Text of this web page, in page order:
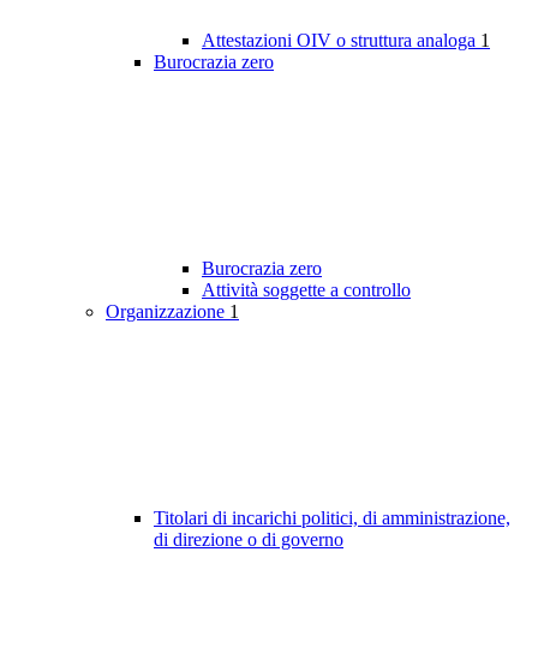
Attestazioni OIV o struttura analoga 1
Burocrazia zero
Burocrazia zero
Attività soggette a controllo
Organizzazione 1
Titolari di incarichi politici, di amministrazione,
di direzione o di governo